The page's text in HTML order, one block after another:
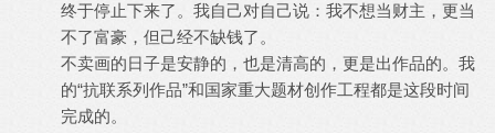
终于停止下来了。我自己对自己说：我不想当财主，更当
不了富豪，但己经不缺钱了。
不卖画的日子是安静的，也是清高的，更是出作品的。我
的“抗联系列作品”和国家重大题材创作工程都是这段时间
完成的。